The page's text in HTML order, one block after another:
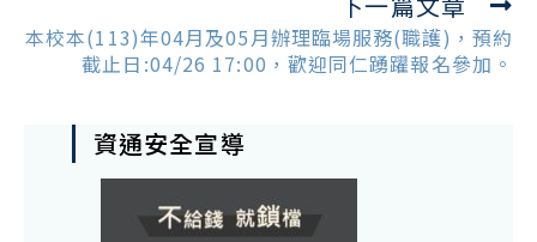
本校本(113)年04月及05月辦理臨場服務(職護)，預約
截止日:04/26 17:00，歡迎同仁踴躍報名參加。
資通安全宣導